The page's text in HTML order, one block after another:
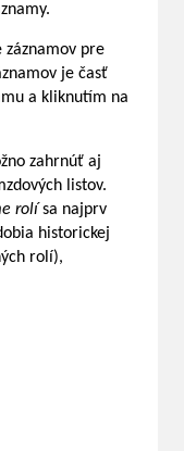
záznamov pre
je časť
a kliknutím na
zahrnúť aj
listov.
rolísa najprv
historickej
rolí),